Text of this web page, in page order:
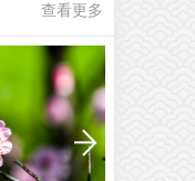
查看更多